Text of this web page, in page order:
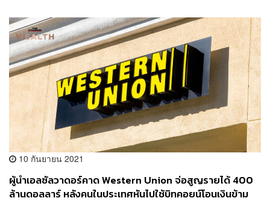
10 กันยายน 2021
ผู้นำเอลซัลวาดอร์คาด Western Union จ่อสูญรายได้ 400
ล้านดอลลาร์ หลังคนในประเทศหันไปใช้บิทคอยน์โอนเงินข้าม